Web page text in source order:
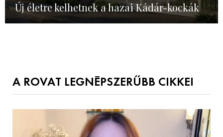
Új életre kelhetnek a hazai Kádár-kockák
A ROVAT LEGNÉPSZERŰBB CIKKEI